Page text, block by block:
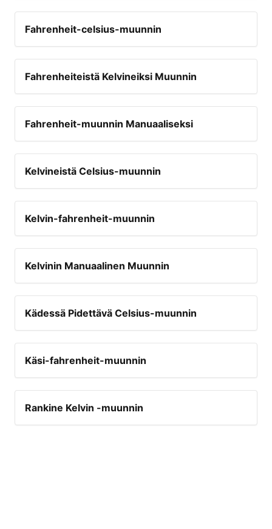
Fahrenheit-celsius-muunnin
Fahrenheiteistä Kelvineiksi Muunnin
Fahrenheit-muunnin Manuaaliseksi
Kelvineistä Celsius-muunnin
Kelvin-fahrenheit-muunnin
Kelvinin Manuaalinen Muunnin
Kädessä Pidettävä Celsius-muunnin
Käsi-fahrenheit-muunnin
Rankine Kelvin -muunnin